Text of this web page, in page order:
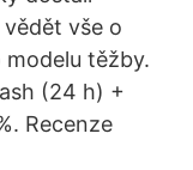
vše o
těžby.
(24 h) +
Recenze